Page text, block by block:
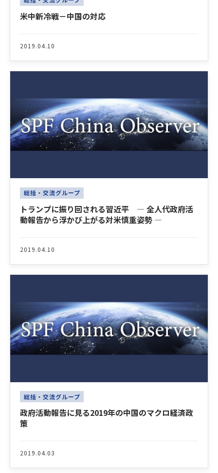
米中新冷戦－中国の対応
2019.04.10
総括・交流グループ
トランプに振り回される習近平 ― 全人代政府活
動報告から浮かび上がる対米慎重姿勢 ―
2019.04.10
総括・交流グループ
政府活動報告に見る2019年の中国のマクロ経済政
策
2019.04.03